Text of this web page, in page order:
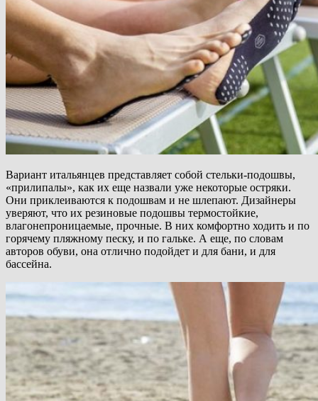
Вариант итальянцев представляет собой стельки-подошвы,
«прилипалы», как их еще назвали уже некоторые остряки.
Они приклеиваются к подошвам и не шлепают. Дизайнеры
уверяют, что их резиновые подошвы термостойкие,
влагонепроницаемые, прочные. В них комфортно ходить и по
горячему пляжному песку, и по гальке. А еще, по словам
авторов обуви, она отлично подойдет и для бани, и для
бассейна.